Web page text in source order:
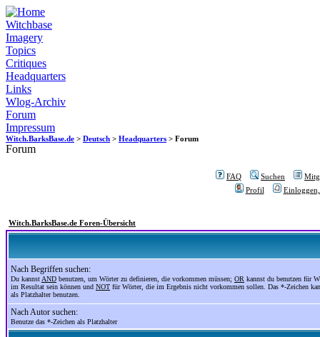
Witchbase
Imagery
Topics
Critiques
Headquarters
Links
Wlog-Archiv
Forum
Impressum
Witch.BarksBase.de > Deutsch > Headquarters > Forum
Forum
FAQ Suchen
Profil
Witch.BarksBase.de Foren-Übersicht
Nach Begriffen suchen:
Du kannst AND benutzen, um Wörter zu definieren, die vorkommen müssen; OR kannst du benutzen für
im Resultat sein können und NOT für Wörter, die im Ergebnis nicht vorkommen sollen. Das *-Zeichen
als Platzhalter benutzen.
Nach Autor suchen:
Benutze das *-Zeichen als Platzhalter